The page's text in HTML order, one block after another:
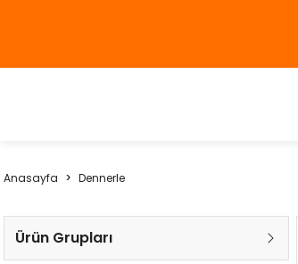
Anasayfa Dennerle
Ürün Grupları